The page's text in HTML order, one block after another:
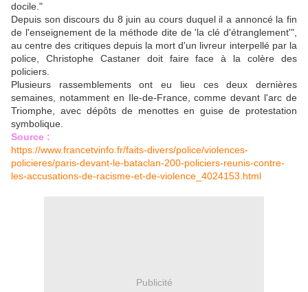
docile."
Depuis son discours du 8 juin au cours duquel il a annoncé la fin
de l'enseignement de la méthode dite de 'la clé d'étranglement'",
au centre des critiques depuis la mort d'un livreur interpellé par la
police, Christophe Castaner doit faire face à la colère des
policiers.
Plusieurs rassemblements ont eu lieu ces deux dernières
semaines, notamment en Ile-de-France, comme devant l'arc de
Triomphe, avec dépôts de menottes en guise de protestation
symbolique.
Source :
https://www.francetvinfo.fr/faits-divers/police/violences-
policieres/paris-devant-le-bataclan-200-policiers-reunis-contre-
les-accusations-de-racisme-et-de-violence_4024153.html
Publicité